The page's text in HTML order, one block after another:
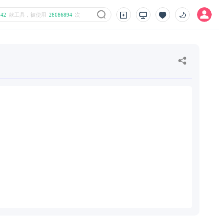
款工具，被使用 28086894 次